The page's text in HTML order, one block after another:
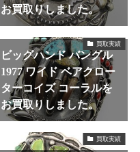
お買取りしました。
買取実績
ビッグハンド バングル
1977 ワイド ベアクロー
ターコイズ コーラルを
お買取りしました。
買取実績